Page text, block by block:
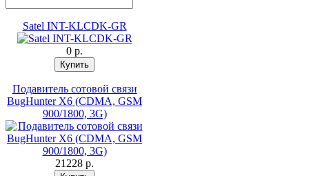
Satel INT-KLCDK-GR
0 p.
Подавитель сотовой связи
BugHunter X6 (CDMA, GSM
900/1800, 3G)
21228 p.